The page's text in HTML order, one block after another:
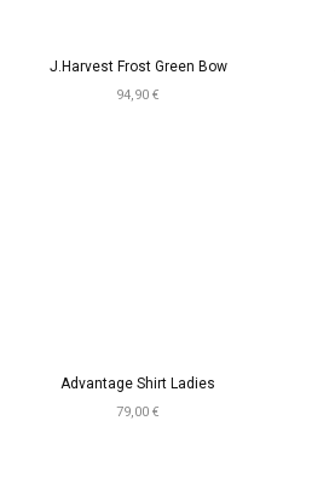
J.Harvest Frost Green Bow
94,90 €
Advantage Shirt Ladies
79,00 €